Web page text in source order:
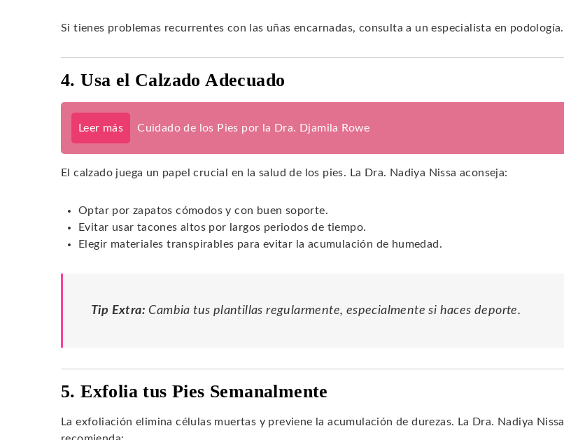
Si tienes problemas recurrentes con las uñas encarnadas, consulta a un especialista en podología.
4. Usa el Calzado Adecuado
Leer más Cuidado de los Pies por la Dra. Djamila Rowe
El calzado juega un papel crucial en la salud de los pies. La Dra. Nadiya Nissa aconseja:
Optar por zapatos cómodos y con buen soporte.
Evitar usar tacones altos por largos periodos de tiempo.
Elegir materiales transpirables para evitar la acumulación de humedad.
Tip Extra: Cambia tus plantillas regularmente, especialmente si haces deporte.
5. Exfolia tus Pies Semanalmente
La exfoliación elimina células muertas y previene la acumulación de durezas. La Dra. Nadiya Nissa